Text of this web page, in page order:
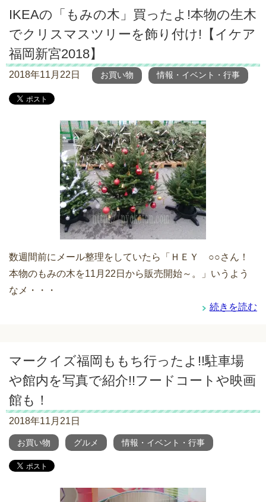
IKEAの「もみの木」買ったよ!本物の生木
でクリスマスツリーを飾り付け!【イケア
福岡新宮2018】
2018年11月22日 お買い物 情報・イベント・行事
数週間前にメール整理をしていたら「ＨＥＹ ○○さん！
本物のもみの木を11月22日から販売開始～。」いうよう
なメ・・・
続きを読む
マークイズ福岡ももち行ったよ!!駐車場
や館内を写真で紹介!!フードコートや映画
館も！
2018年11月21日
お買い物 グルメ 情報・イベント・行事